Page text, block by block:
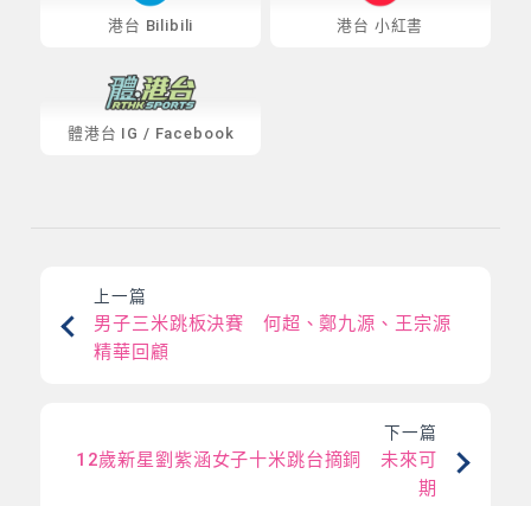
港台 Bilibili 港台 小紅書
體港台 IG / Facebook
上一篇
男子三米跳板決賽 何超、鄭九源、王宗源
精華回顧
下一篇
12歲新星劉紫涵女子十米跳台摘銅 未來可
期